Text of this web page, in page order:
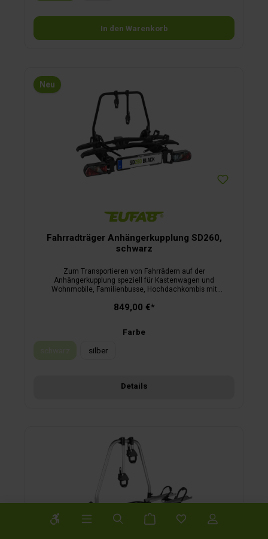
Werkzeugleiste anzeigen
In den Warenkorb
Neu
Fahrradträger Anhängerkupplung SD260,
schwarz
Zum Transportieren von Fahrrädern auf der
Anhängerkupplung speziell für Kastenwagen und
Wohnmobile, Familienbusse, Hochdachkombis mit
die Öffnung von bis zu ca. 85 cm breiten Türen.
849,00 €*
Farbe
(Diese Option ist zurzeit nicht verfügbar.)
silber
Details